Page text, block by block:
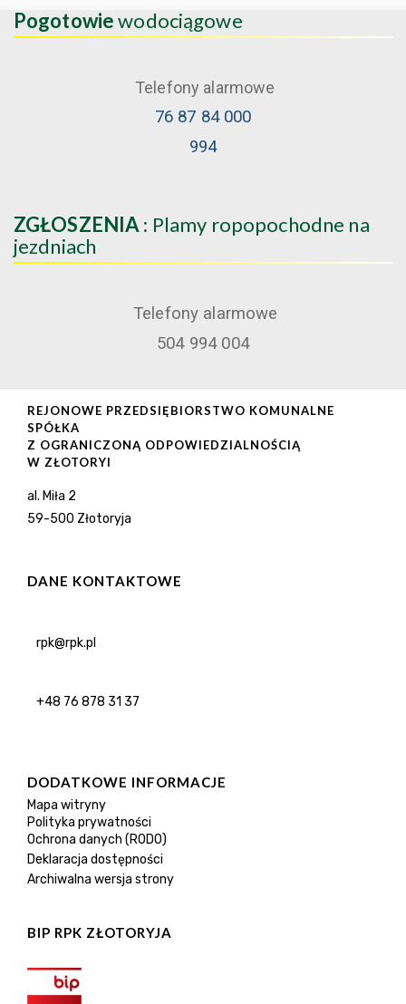
Pogotowiewodociągowe
Telefony alarmowe
76 87 84 000
994
ZGŁOSZENIA : Plamy ropopochodne na
jezdniach
Telefony alarmowe
504 994 004
REJONOWE PRZEDSIĘBIORSTWO KOMUNALNE
SPÓŁKA
Z OGRANICZONĄ ODPOWIEDZIALNOŚCIĄ
W ZŁOTORYI
al. Miła 2
59-500 Złotoryja
DANE KONTAKTOWE
rpk@rpk.pl
+48 76 878 31 37
DODATKOWE INFORMACJE
Mapa witryny
Polityka prywatności
Ochrona danych (RODO)
Deklaracja dostępności
Archiwalna wersja strony
BIP RPK ZŁOTORYJA